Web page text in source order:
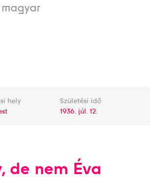
hely
Születési idő
1936. júl. 12.
de nem Éva